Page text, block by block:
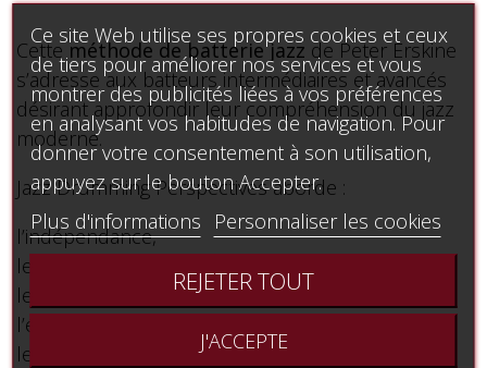
Cetteméthode de batterie jazz de Peter Erskine
s’adresse aux batteurs intermédiaires et avancés
désirant approfondir leur compréhension du jazz
moderne.
Jazz Drumming Perspectives aborde :
l’indépendance,
le placement rythmique,
le jeu en trio et en ensemble,
l’écoute musicale,
les concepts d’improvisation,
Ce site Web utilise ses propres cookies et ceux
de tiers pour améliorer nos services et vous
montrer des publicités liées à vos préférences
en analysant vos habitudes de navigation. Pour
donner votre consentement à son utilisation,
appuyez sur le bouton Accepter.
Plus d'informations
Personnaliser les cookies
REJETER TOUT
J'ACCEPTE